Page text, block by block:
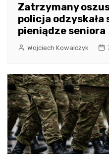
Zatrzymany
policja odzyskała
pieniądze seniora
Wojciech Kowalczyk